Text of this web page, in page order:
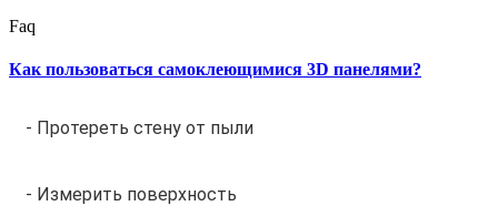
Faq
Как пользоваться самоклеющимися 3D панелями?
- Протереть стену от пыли
- Измерить поверхность